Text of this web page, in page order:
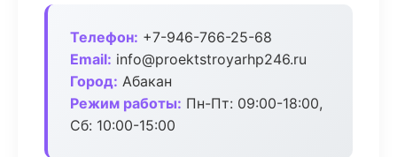
Телефон: +7-946-766-25-68
Email: info@proektstroyarhp246.ru
Город: Абакан
Режим работы: Пн-Пт: 09:00-18:00,
Сб: 10:00-15:00